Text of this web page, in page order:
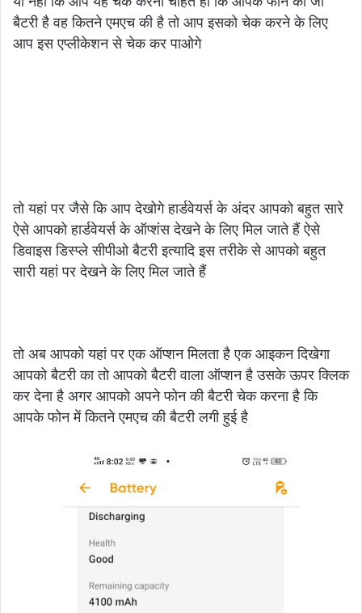
बैटरी है वह कितने एमएच की है तो आप इसको चेक करने के लिए
आप इस एप्लीकेशन से चेक कर पाओगे
तो यहां पर जैसे कि आप देखोगे हार्डवेयर्स के अंदर आपको बहुत सारे
ऐसे आपको हार्डवेयर्स के ऑप्शंस देखने के लिए मिल जाते हैं ऐसे
डिवाइस डिस्प्ले सीपीओ बैटरी इत्यादि इस तरीके से आपको बहुत
सारी यहां पर देखने के लिए मिल जाते हैं
तो अब आपको यहां पर एक ऑप्शन मिलता है एक आइकन दिखेगा
आपको बैटरी का तो आपको बैटरी वाला ऑप्शन है उसके ऊपर क्लिक
कर देना है अगर आपको अपने फोन की बैटरी चेक करना है कि
आपके फोन में कितने एमएच की बैटरी लगी हुई है